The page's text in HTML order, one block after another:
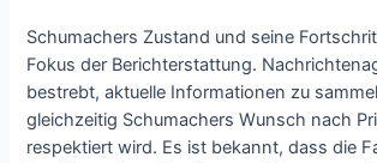
Schumachers Zustand und seine
Fokus der Berichterstattung.
bestrebt, aktuelle Informationen zu
gleichzeitig Schumachers Wunsch nach
respektiert wird. Es ist bekannt, dass die